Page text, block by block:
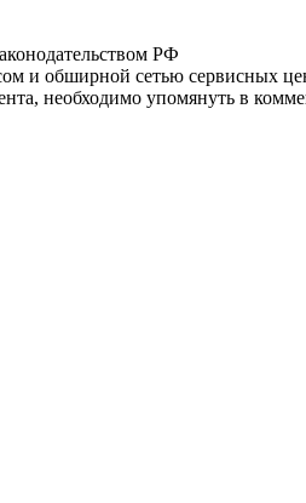
РФ
и обширной сетью сервисных
необходимо упомянуть в